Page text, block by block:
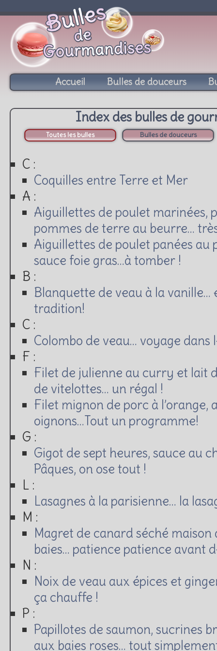
Accueil Bulles de douceurs
Index des bulles de
Toutes les bulles Bulles de douceurs
C :
Coquilles entre Terre et Mer
A :
Aiguillettes de poulet marinées,
pommes de terre au beurre…
Aiguillettes de poulet panées au
sauce foie gras…à tomber !
B :
Blanquette de veau à la
tradition!
C :
Colombo de veau… voyage dans
F :
Filet de julienne au curry et lait
de vitelottes… un régal !
Filet mignon de porc à l’orange,
oignons…Tout un programme!
G :
Gigot de sept heures, sauce au
Pâques, on ose tout !
L :
Lasagnes à la parisienne… la
M :
Magret de canard séché
baies… patience patience avant
N :
Noix de veau aux épices et
ça chauffe !
P :
Papillotes de saumon, sucrines
aux baies roses… tout